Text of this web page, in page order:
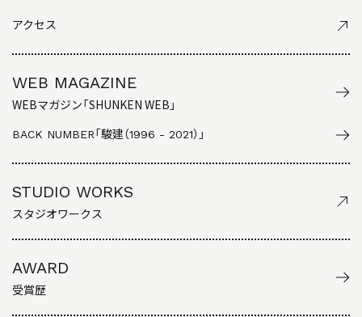
アクセス
WEB MAGAZINE
WEBマガジン「SHUNKEN WEB」
BACK NUMBER「駿建（1996 - 2021）」
STUDIO WORKS
スタジオワークス
AWARD
受賞歴